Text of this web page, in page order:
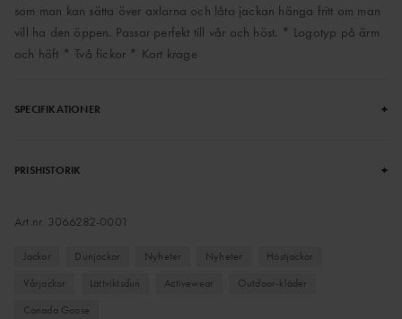
som man kan sätta över axlarna och låta jackan hänga fritt om man
vill ha den öppen. Passar perfekt till vår och höst. * Logotyp på ärm
och höft * Två fickor * Kort krage
SPECIFIKATIONER +
PRISHISTORIK +
Art.nr. 3066282-0001
Jackor Dunjackor Nyheter Nyheter
Höstjackor
Vårjackor
Lättviktsdun Activewear
Outdoor-kläder
Canada Goose